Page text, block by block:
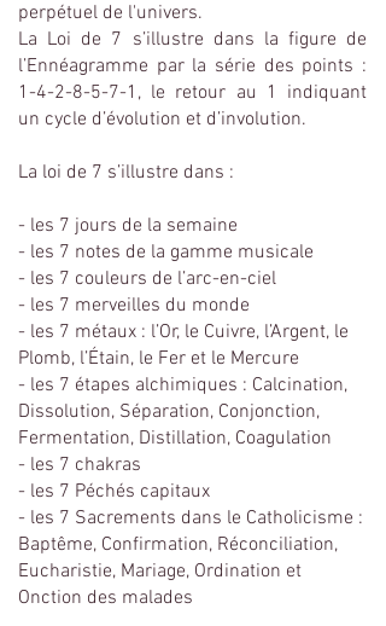
perpétuel de l'univers.
La Loi de 7 s’illustre dans la figure de
l’Ennéagramme par la série des points :
1-4-2-8-5-7-1 , le retour au 1 indiquant
un cycle d’évolution et d’involution.
La loi de 7 s’illustre dans :
- les 7 jours de la semaine
- les 7 notes de la gamme musicale
- les 7 couleurs de l’arc-en-ciel
- les 7 merveilles du monde
- les 7 métaux : l’Or, le Cuivre, l’Argent, le
Plomb, l’Étain, le Fer et le Mercure
- les 7 étapes alchimiques : Calcination,
Dissolution, Séparation, Conjonction,
Fermentation, Distillation, Coagulation
- les 7 chakras
- les 7 Péchés capitaux
- les 7 Sacrements dans le Catholicisme :
Baptême, Confirmation, Réconciliation,
Eucharistie, Mariage, Ordination et
Onction des malades